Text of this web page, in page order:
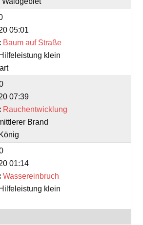
05:01
Baum auf Straße
klein
07:39
Rauchentwicklung
Brand
01:14
Wassereinbruch
klein